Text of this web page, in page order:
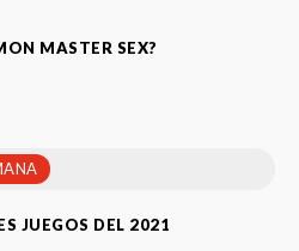
MASTER SEX?
JUEGOS DEL 2021